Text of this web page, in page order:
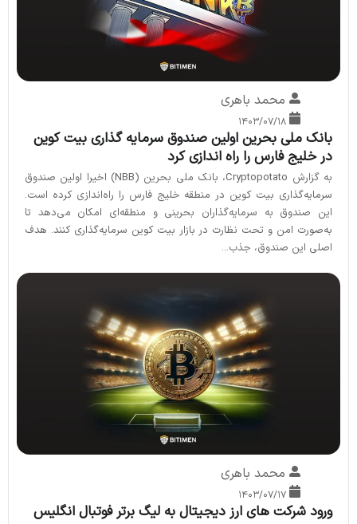
محمد باهری
۱۴۰۳/۰۷/۱۸
بانک ملی بحرین اولین صندوق سرمایه گذاری بیت کوین
در خلیج فارس را راه اندازی کرد
به گزارش Cryptopotato، بانک ملی بحرین (NBB) اخیرا اولین صندوق
سرمایه‌گذاری بیت کوین در منطقه خلیج فارس را راه‌اندازی کرده است.
این صندوق به سرمایه‌گذاران بحرینی و منطقه‌ای امکان می‌دهد تا
به‌صورت امن و تحت نظارت در بازار بیت کوین سرمایه‌گذاری کنند. هدف
اصلی این صندوق، جذب...
محمد باهری
۱۴۰۳/۰۷/۱۷
ورود شرکت های ارز دیجیتال به لیگ برتر فوتبال انگلیس